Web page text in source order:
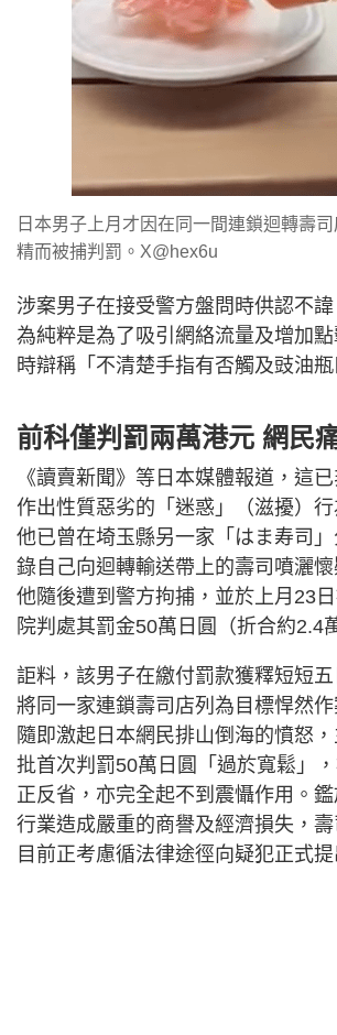
日本男子上月才因在同一間連鎖迴轉壽
精而被捕判罰。X@hex6u
涉案男子在接受警方盤問時供認不
為純粹是為了吸引網絡流量及增加
時辯稱「不清楚手指有否觸及豉油瓶
前科僅判罰兩萬港元 網民
《讀賣新聞》等日本媒體報道，這
作出性質惡劣的「迷惑」（滋擾）行
他已曾在埼玉縣另一家「はま寿司
錄自己向迴轉輸送帶上的壽司噴灑懷
他隨後遭到警方拘捕，並於上月23
院判處其罰金50萬日圓（折合約2.4
詎料，該男子在繳付罰款獲釋短短
將同一家連鎖壽司店列為目標悍然
隨即激起日本網民排山倒海的憤怒
批首次判罰50萬日圓「過於寬鬆」
正反省，亦完全起不到震懾作用。
行業造成嚴重的商譽及經濟損失，壽
目前正考慮循法律途徑向疑犯正式提